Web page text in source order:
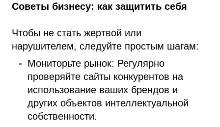
Советы бизнесу: как защитить себя
Чтобы не стать жертвой или
нарушителем, следуйте простым шагам:
Мониторьте рынок: Регулярно
проверяйте сайты конкурентов на
использование ваших брендов и
других объектов интеллектуальной
собственности.